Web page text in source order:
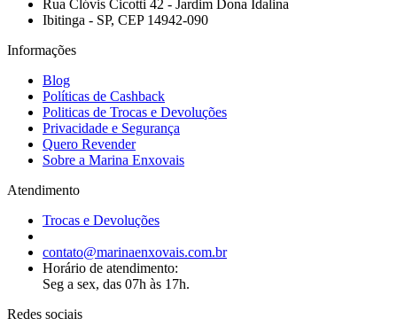
Rua Clóvis Cicotti 42 - Jardim Dona Idalina
Ibitinga - SP, CEP 14942-090
Informações
Blog
Políticas de Cashback
Politicas de Trocas e Devoluções
Privacidade e Segurança
Quero Revender
Sobre a Marina Enxovais
Atendimento
Trocas e Devoluções
contato@marinaenxovais.com.br
Horário de atendimento:
Seg a sex, das 07h às 17h.
Redes sociais